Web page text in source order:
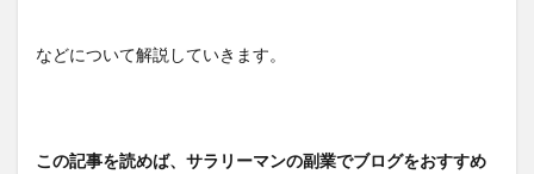
などについて解説していきます。
この記事を読めば、サラリーマンの副業でブログをおすすめ